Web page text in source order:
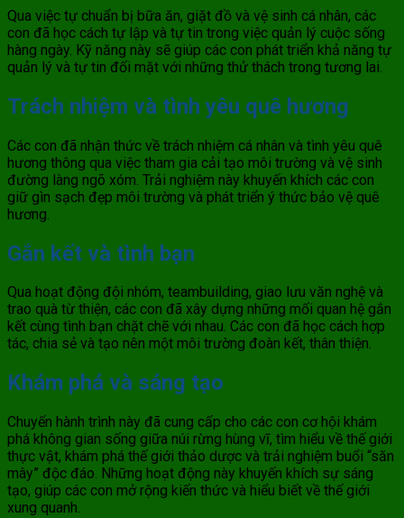
Qua việc tự chuẩn bị bữa ăn, giặt đồ và vệ sinh cá nhân, các
con đã học cách tự lập và tự tin trong việc quản lý cuộc sống
hàng ngày. Kỹ năng này sẽ giúp các con phát triển khả năng tự
quản lý và tự tin đối mặt với những thử thách trong tương lai.
Trách nhiệm và tình yêu quê hương
Các con đã nhận thức về trách nhiệm cá nhân và tình yêu quê
hương thông qua việc tham gia cải tạo môi trường và vệ sinh
đường làng ngõ xóm. Trải nghiệm này khuyến khích các con
giữ gìn sạch đẹp môi trường và phát triển ý thức bảo vệ quê
hương.
Gắn kết và tình bạn
Qua hoạt động đội nhóm, teambuilding, giao lưu văn nghệ và
trao quà từ thiện, các con đã xây dựng những mối quan hệ gắn
kết cùng tình bạn chặt chẽ với nhau. Các con đã học cách hợp
tác, chia sẻ và tạo nên một môi trường đoàn kết, thân thiện.
Khám phá và sáng tạo
Chuyến hành trình này đã cung cấp cho các con cơ hội khám
phá không gian sống giữa núi rừng hùng vĩ, tìm hiểu về thế giới
thực vật, khám phá thế giới thảo dược và trải nghiệm buổi “săn
mây” độc đáo. Những hoạt động này khuyến khích sự sáng
tạo, giúp các con mở rộng kiến thức và hiểu biết về thế giới
xung quanh.